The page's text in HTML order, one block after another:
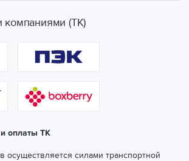
Дегтярева, 1(ТК СДЭК)
181 стр 1
Лазоревая, 352
компаниями (ТК)
оплаты ТК
осуществляется силами транспортной